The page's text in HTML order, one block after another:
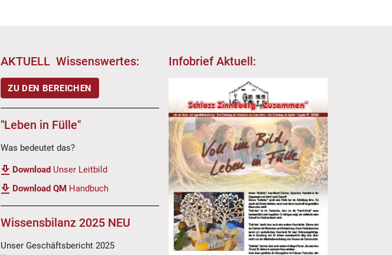
AKTUELL Wissenswertes:
ZU DEN BEREICHEN
"Leben in Fülle"
Was bedeutet das?
Download Unser Leitbild
Download QM Handbuch
Wissensbilanz 2025 NEU
Unser Geschäftsbericht 2025
Infobrief Aktuell: